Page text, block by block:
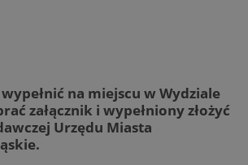
na miejscu w Wydziale
załącznik i wypełniony złożyć
Urzędu Miasta